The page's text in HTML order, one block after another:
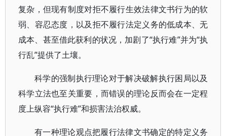
复杂，但现有制度对拒不履行生效法律文书行为的软
弱、容忍态度，以及拒不履行法定义务的低成本、无
成本、甚至借此获利的状况，加剧了“执行难”并为“执
行乱”提供了土壤。
科学的强制执行理论对于解决破解执行困局以及
科学立法也至关重要，而错误的理论反而会在一定程
度上纵容“执行难”和损害法治权威。
有一种理论观点把履行法律文书确定的特定义务